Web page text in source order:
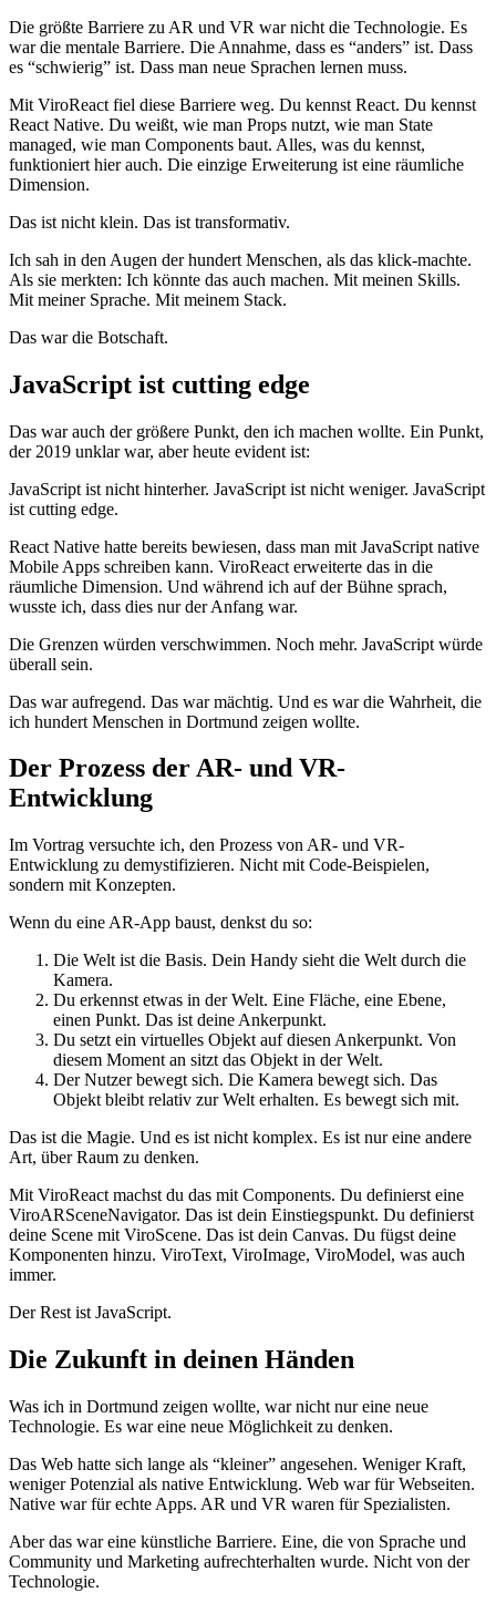
Die größte Barriere zu AR und VR war nicht die Technologie. Es
war die mentale Barriere. Die Annahme, dass es “anders” ist. Dass
es “schwierig” ist. Dass man neue Sprachen lernen muss.
Mit ViroReact fiel diese Barriere weg. Du kennst React. Du kennst
React Native. Du weißt, wie man Props nutzt, wie man State
managed, wie man Components baut. Alles, was du kennst,
funktioniert hier auch. Die einzige Erweiterung ist eine räumliche
Dimension.
Das ist nicht klein. Das ist transformativ.
Ich sah in den Augen der hundert Menschen, als das klick-machte.
Als sie merkten: Ich könnte das auch machen. Mit meinen Skills.
Mit meiner Sprache. Mit meinem Stack.
Das war die Botschaft.
JavaScript ist cutting edge
Das war auch der größere Punkt, den ich machen wollte. Ein Punkt,
der 2019 unklar war, aber heute evident ist:
JavaScript ist nicht hinterher. JavaScript ist nicht weniger. JavaScript
ist cutting edge.
React Native hatte bereits bewiesen, dass man mit JavaScript native
Mobile Apps schreiben kann. ViroReact erweiterte das in die
räumliche Dimension. Und während ich auf der Bühne sprach,
wusste ich, dass dies nur der Anfang war.
Die Grenzen würden verschwimmen. Noch mehr. JavaScript würde
überall sein.
Das war aufregend. Das war mächtig. Und es war die Wahrheit, die
ich hundert Menschen in Dortmund zeigen wollte.
Der Prozess der AR- und VR-
Entwicklung
Im Vortrag versuchte ich, den Prozess von AR- und VR-
Entwicklung zu demystifizieren. Nicht mit Code-Beispielen,
sondern mit Konzepten.
Wenn du eine AR-App baust, denkst du so:
Die Welt ist die Basis. Dein Handy sieht die Welt durch die
Kamera.
Du erkennst etwas in der Welt. Eine Fläche, eine Ebene,
einen Punkt. Das ist deine Ankerpunkt.
Du setzt ein virtuelles Objekt auf diesen Ankerpunkt. Von
diesem Moment an sitzt das Objekt in der Welt.
Der Nutzer bewegt sich. Die Kamera bewegt sich. Das
Objekt bleibt relativ zur Welt erhalten. Es bewegt sich mit.
Das ist die Magie. Und es ist nicht komplex. Es ist nur eine andere
Art, über Raum zu denken.
Mit ViroReact machst du das mit Components. Du definierst eine
ViroARSceneNavigator. Das ist dein Einstiegspunkt. Du definierst
deine Scene mit ViroScene. Das ist dein Canvas. Du fügst deine
Komponenten hinzu. ViroText, ViroImage, ViroModel, was auch
immer.
Der Rest ist JavaScript.
Die Zukunft in deinen Händen
Was ich in Dortmund zeigen wollte, war nicht nur eine neue
Technologie. Es war eine neue Möglichkeit zu denken.
Das Web hatte sich lange als “kleiner” angesehen. Weniger Kraft,
weniger Potenzial als native Entwicklung. Web war für Webseiten.
Native war für echte Apps. AR und VR waren für Spezialisten.
Aber das war eine künstliche Barriere. Eine, die von Sprache und
Community und Marketing aufrechterhalten wurde. Nicht von der
Technologie.